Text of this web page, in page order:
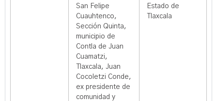
San Felipe
Cuauhtenco,
Sección Quinta,
municipio de
Contla de Juan
Cuamatzi,
Tlaxcala, Juan
Cocoletzi Conde,
ex presidente de
comunidad y
Estado de
Tlaxcala